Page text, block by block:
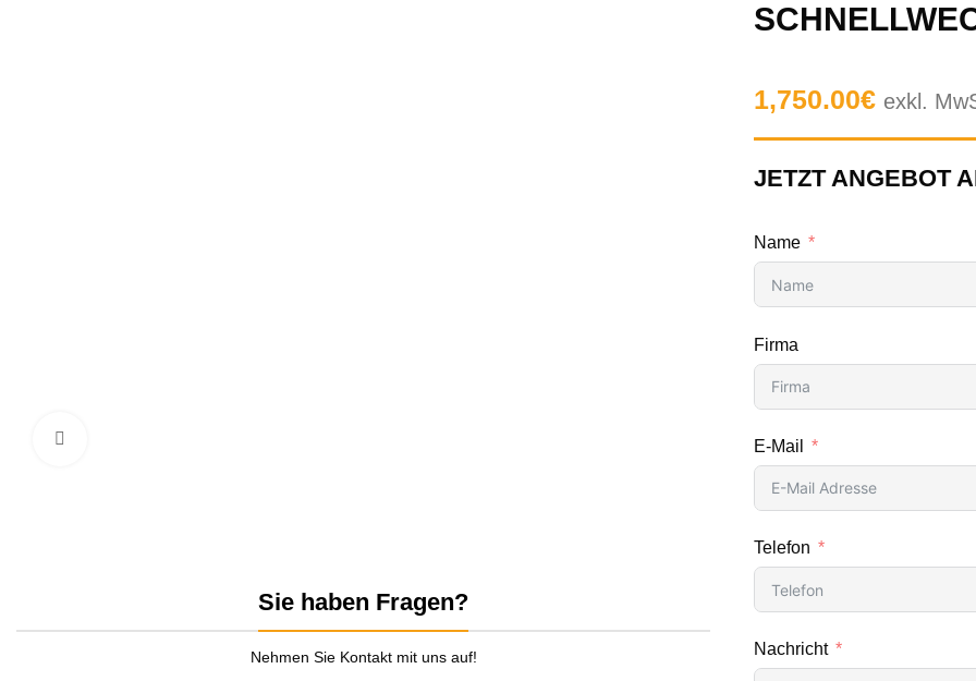
Sie haben Fragen?
Nehmen Sie Kontakt mit uns auf!
1,750.00€ exkl.
JETZT ANGEBOT
Name
Firma
E-Mail
Telefon
Nachricht